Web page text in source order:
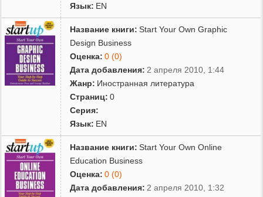
Язык: EN
Название книги: Start Your Own Graphic
Design Business
Оценка: 0 (0)
Дата добавления: 2 апреля 2010, 1:44
Жанр: Иностранная литература
Страниц: 0
Серия:
Язык: EN
Название книги: Start Your Own Online
Education Business
Оценка: 0 (0)
Дата добавления: 2 апреля 2010, 1:32